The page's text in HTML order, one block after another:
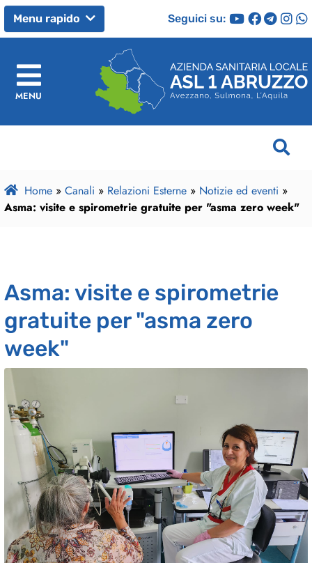
Menu rapido Seguici su:
MENU
Home » Canali » Relazioni Esterne » Notizie ed eventi »
Asma: visite e spirometrie gratuite per "asma zero week"
Asma: visite e spirometrie
gratuite per "asma zero
week"